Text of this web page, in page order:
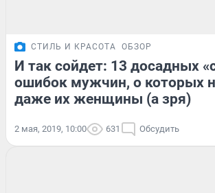
СТИЛЬ И КРАСОТА ОБЗОР
И так сойдет: 13 досадных
ошибок мужчин, о которых
даже их женщины (а зря)
2 мая, 2019, 10:00 631 Обсудить